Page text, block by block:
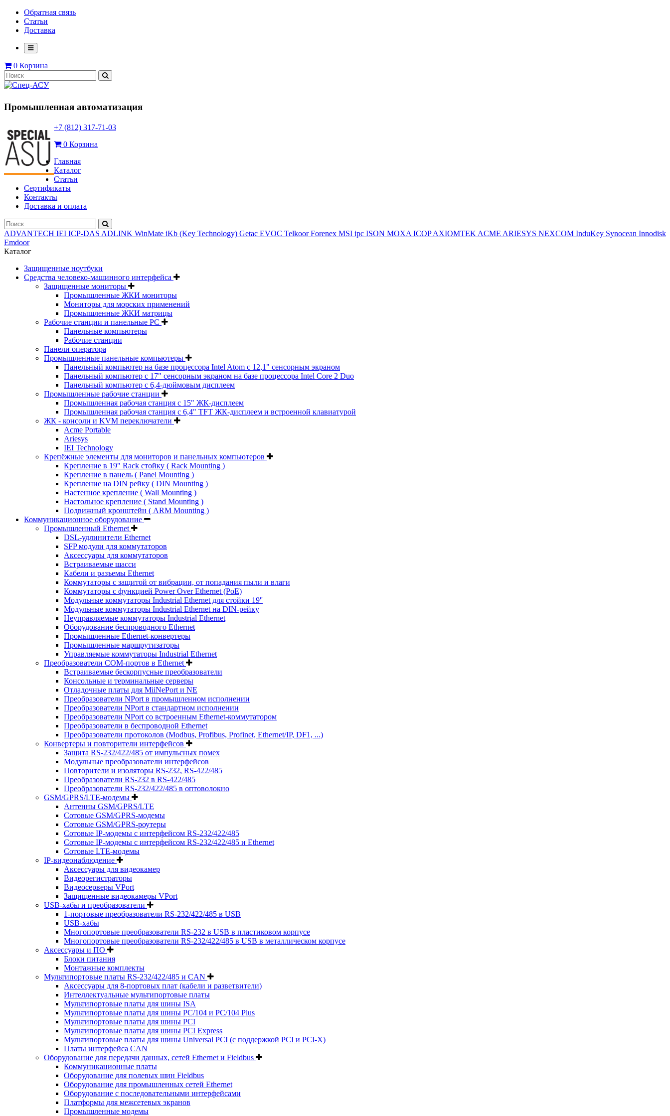
Обратная связь
Статьи
Доставка
0 Корзина
Промышленная автоматизация
+7 (812) 317-71-03
0 Корзина
Главная
Каталог
Статьи
Сертификаты
Контакты
Доставка и оплата
ADVANTECH IEI ICP-DAS ADLINK WinMate iKb (Key Technology) Getac EVOC TelkoorForenex MSI ipc ISON MOXA ICOPAXIOMTEK ACME ARIESYS NEXCOM InduKey Synocean Innodisk
Emdoor
Каталог
Защищенные ноутбуки
Средства человеко-машинного интерфейса
Защищенные мониторы
Промышленные ЖКИ мониторы
Мониторы для морских применений
Промышленные ЖКИ матрицы
Рабочие станции и панельные РС
Панельные компьютеры
Рабочие станции
Панели оператора
Промышленные панельные компьютеры
Панельный компьютер на базе процессора Intel Atom с 12,1" сенсорным экраном
Панельный компьютер с 17" сенсорным экраном на базе процессора Intel Core 2 Duo
Панельный компьютер с 6,4-дюймовым дисплеем
Промышленные рабочие станции
Промышленная рабочая станция с 15" ЖК-дисплеем
Промышленная рабочая станция с 6,4" TFT ЖК-дисплеем и встроенной клавиатурой
ЖК - консоли и KVM переключатели
Acme Portable
Ariesys
IEI Technology
Крепёжные элементы для мониторов и панельных компьютеров
Крепление в 19" Rack стойку ( Rack Mounting )
Крепление в панель ( Panel Mounting )
Крепление на DIN рейку ( DIN Mounting )
Настенное крепление ( Wall Mounting )
Настольное крепление ( Stand Mounting )
Подвижный кронштейн ( ARM Mounting )
Коммуникационное оборудование
Промышленный Ethernet
DSL-удлинители Ethernet
SFP модули для коммутаторов
Аксессуары для коммутаторов
Встраиваемые шасси
Кабели и разъемы Ethernet
Коммутаторы с защитой от вибрации, от попадания пыли и влаги
Коммутаторы с функцией Power Over Ethernet (PoE)
Модульные коммутаторы Industrial Ethernet для стойки 19''
Модульные коммутаторы Industrial Ethernet на DIN-рейку
Неуправляемые коммутаторы Industrial Ethernet
Оборудование беспроводного Ethernet
Промышленные Ethernet-конвертеры
Промышленные маршрутизаторы
Управляемые коммутаторы Industrial Ethernet
Преобразователи COM-портов в Ethernet
Встраиваемые бескорпусные преобразователи
Консольные и терминальные серверы
Отладочные платы для MiiNePort и NE
Преобразователи NPort в промышленном исполнении
Преобразователи NPort в стандартном исполнении
Преобразователи NPort со встроенным Ethernet-коммутатором
Преобразователи в беспроводной Ethernet
Преобразователи протоколов (Modbus, Profibus, Profinet, Ethernet/IP, DF1, ...)
Конвертеры и повторители интерфейсов
Защита RS-232/422/485 от импульсных помех
Модульные преобразователи интерфейсов
Повторители и изоляторы RS-232, RS-422/485
Преобразователи RS-232 в RS-422/485
Преобразователи RS-232/422/485 в оптоволокно
GSM/GPRS/LTE-модемы
Антенны GSM/GPRS/LTE
Сотовые GSM/GPRS-модемы
Сотовые GSM/GPRS-роутеры
Сотовые IP-модемы с интерфейсом RS-232/422/485
Сотовые IP-модемы с интерфейсом RS-232/422/485 и Ethernet
Сотовые LTE-модемы
IP-видеонаблюдение
Аксессуары для видеокамер
Видеорегистраторы
Видеосерверы VPort
Защищенные видеокамеры VPort
USB-хабы и преобразователи
1-портовые преобразователи RS-232/422/485 в USB
USB-хабы
Многопортовые преобразователи RS-232 в USB в пластиковом корпусе
Многопортовые преобразователи RS-232/422/485 в USB в металлическом корпусе
Аксессуары и ПО
Блоки питания
Монтажные комплекты
Мультипортовые платы RS-232/422/485 и CAN
Аксессуары для 8-портовых плат (кабели и разветвители)
Интеллектуальные мультипортовые платы
Мультипортовые платы для шины ISA
Мультипортовые платы для шины PC/104 и PC/104 Plus
Мультипортовые платы для шины PCI
Мультипортовые платы для шины PCI Express
Мультипортовые платы для шины Universal PCI (с поддержкой PCI и PCI-X)
Платы интерфейса CAN
Оборудование для передачи данных, сетей Ethernet и Fieldbus
Коммуникационные платы
Оборудование для полевых шин Fieldbus
Оборудование для промышленных сетей Ethernet
Оборудование с последовательными интерфейсами
Платформы для межсетевых экранов
Промышленные модемы